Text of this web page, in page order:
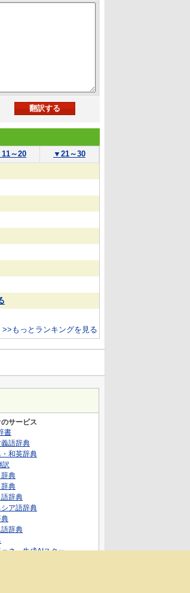
11～20 ▼ 21～30
>>もっとランキングを見る
サービス
書
語辞典
和英辞典
訳
辞典
辞典
辞典
ア語辞典
典
辞典
ネ～生成AIスクー